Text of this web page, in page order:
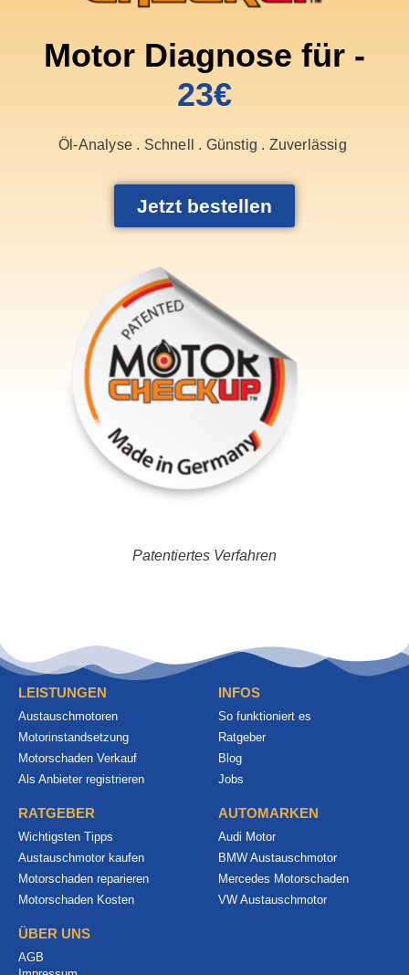
Motor Diagnose für -
23€
Öl-Analyse . Schnell . Günstig . Zuverlässig
Jetzt bestellen
Patentiertes Verfahren
LEISTUNGEN
Austauschmotoren
Motorinstandsetzung
Motorschaden Verkauf
Als Anbieter registrieren
INFOS
So funktioniert es
Ratgeber
Blog
Jobs
RATGEBER
Wichtigsten Tipps
Austauschmotor kaufen
Motorschaden reparieren
Motorschaden Kosten
AUTOMARKEN
Audi Motor
BMW Austauschmotor
Mercedes Motorschaden
VW Austauschmotor
ÜBER UNS
AGB